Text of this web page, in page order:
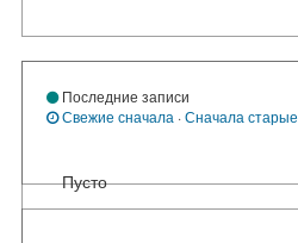
Последние записи
Свежие сначала ·Сначала старые
Пусто